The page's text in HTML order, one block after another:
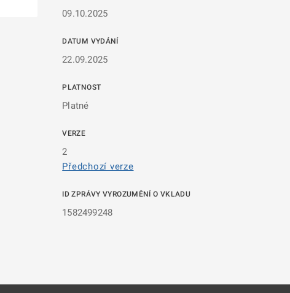
09.10.2025
DATUM VYDÁNÍ
22.09.2025
PLATNOST
Platné
VERZE
2
Předchozí verze
ID ZPRÁVY VYROZUMĚNÍ O VKLADU
1582499248